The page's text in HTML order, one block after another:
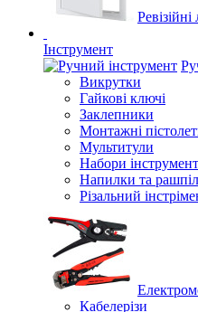
Інструмент
Викрутки
Гайкові ключі
Заклепники
Монтажні
Мультитули
Набори
Напилки та
Різальний
Кабелерізи